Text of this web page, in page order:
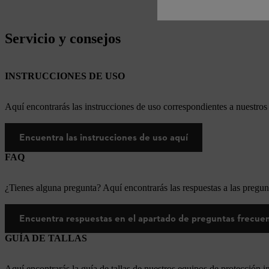
Servicio y consejos
INSTRUCCIONES DE USO
Aquí encontrarás las instrucciones de uso correspondientes a
Encuentra las instrucciones de uso aquí
FAQ
¿Tienes alguna pregunta? Aquí encontrarás las respuestas a las
Encuentra respuestas en el apartado de preguntas
GUÍA DE TALLAS